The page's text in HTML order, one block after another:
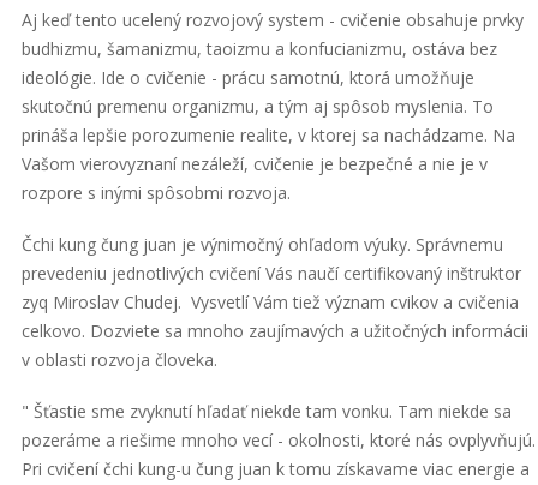
Aj keď tento ucelený rozvojový system - cvičenie obsahuje prvky
budhizmu, šamanizmu, taoizmu a konfucianizmu, ostáva bez
ideológie. Ide o cvičenie - prácu samotnú, ktorá umožňuje
skutočnú premenu organizmu, a tým aj spôsob myslenia. To
prináša lepšie porozumenie realite, v ktorej sa nachádzame. Na
Vašom vierovyznaní nezáleží, cvičenie je bezpečné a nie je v
rozpore s inými spôsobmi rozvoja.
Čchi kung čung juan je výnimočný ohľadom výuky. Správnemu
prevedeniu jednotlivých cvičení Vás naučí certifikovaný inštruktor
zyq Miroslav Chudej. Vysvetlí Vám tiež význam cvikov a cvičenia
celkovo. Dozviete sa mnoho zaujímavých a užitočných informácii
v oblasti rozvoja človeka.
" Šťastie sme zvyknutí hľadať niekde tam vonku. Tam niekde sa
pozeráme a riešime mnoho vecí - okolnosti, ktoré nás ovplyvňujú.
Pri cvičení čchi kung-u čung juan k tomu získavame viac energie a